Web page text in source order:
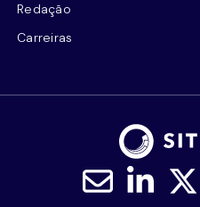
Redação
Carreiras